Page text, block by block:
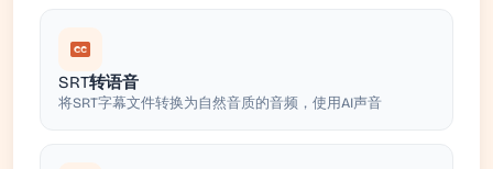
SRT转语音
将SRT字幕文件转换为自然音质的音频，使用AI声音